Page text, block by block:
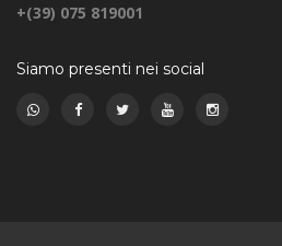
+(39) 075 819001
Siamo presenti nei social